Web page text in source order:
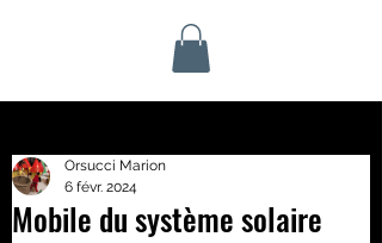
Mobile du système solaire
Orsucci Marion
6 févr. 2024